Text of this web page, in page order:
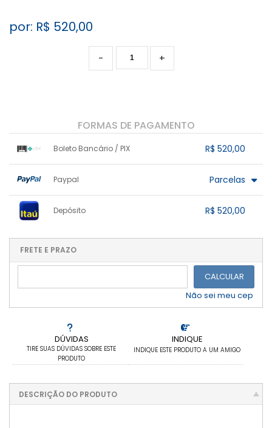
DÚVIDAS
TIRE SUAS DÚVIDAS SOBRE ESTE
PRODUTO
INDIQUE
INDIQUE ESTE PRODUTO A UM AMIGO
por: R$ 520,00
+
-
FORMAS DE PAGAMENTO
Boleto Bancário / PIX R$ 520,00
.
Paypal Parcelas
.
Depósito R$ 520,00
...
....
FRETE E PRAZO
CALCULAR
Não sei meu cep
DESCRIÇÃO DO PRODUTO